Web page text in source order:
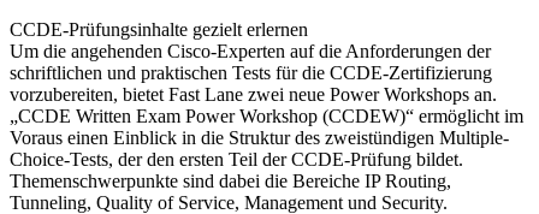
CCDE-Prüfungsinhalte gezielt erlernen
Um die angehenden Cisco-Experten auf die Anforderungen der
schriftlichen und praktischen Tests für die CCDE-Zertifizierung
vorzubereiten, bietet Fast Lane zwei neue Power Workshops an.
„CCDE Written Exam Power Workshop (CCDEW)“ ermöglicht im
Voraus einen Einblick in die Struktur des zweistündigen Multiple-
Choice-Tests, der den ersten Teil der CCDE-Prüfung bildet.
Themenschwerpunkte sind dabei die Bereiche IP Routing,
Tunneling, Quality of Service, Management und Security.